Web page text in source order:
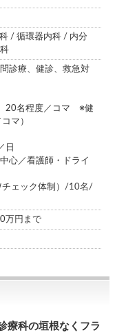
/ 循環器内科 / 内分
診療、健診、救急対
20名程度／コマ ※健
コマ）
日
心／看護師・ドライ
チェック体制）/10名/
万円まで
療科の垣根なくフラ